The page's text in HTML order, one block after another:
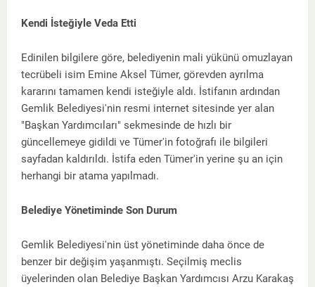
Kendi İsteğiyle Veda Etti
Edinilen bilgilere göre, belediyenin mali yükünü omuzlayan
tecrübeli isim Emine Aksel Tümer, görevden ayrılma
kararını tamamen kendi isteğiyle aldı. İstifanın ardından
Gemlik Belediyesi'nin resmi internet sitesinde yer alan
"Başkan Yardımcıları" sekmesinde de hızlı bir
güncellemeye gidildi ve Tümer'in fotoğrafı ile bilgileri
sayfadan kaldırıldı. İstifa eden Tümer'in yerine şu an için
herhangi bir atama yapılmadı.
Belediye Yönetiminde Son Durum
Gemlik Belediyesi'nin üst yönetiminde daha önce de
benzer bir değişim yaşanmıştı. Seçilmiş meclis
üyelerinden olan Belediye Başkan Yardımcısı Arzu Karakaş